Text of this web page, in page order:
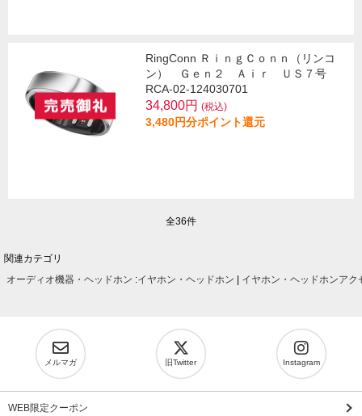
RingConn ＲｉｎｇＣｏｎｎ（リンコ
ン） Ｇｅｎ２ Ａｉｒ ＵＳ７号
RCA-02-124030701
34,800円 (税込)
3,480円分ポイント還元
全36件
関連カテゴリ
オーディオ機器・ヘッドホン :イヤホン・ヘッドホン イヤホン・ヘッドホンアク
メルマガ 旧Twitter Instagram
WEB限定クーポン